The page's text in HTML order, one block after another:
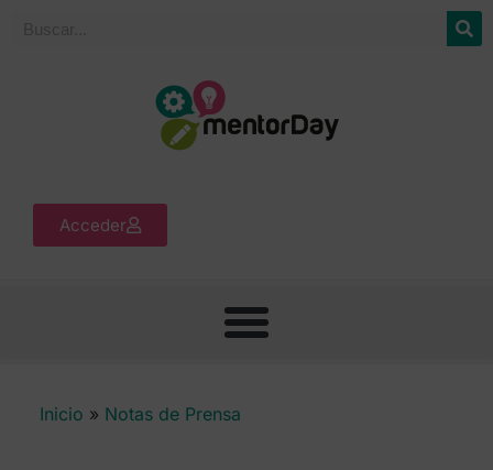
Acceder
Inicio » Notas de Prensa